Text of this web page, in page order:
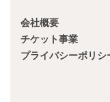
会社概要
チケット事業
プライバシーポリシ